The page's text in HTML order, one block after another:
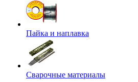
Пайка и наплавка
Сварочные материалы